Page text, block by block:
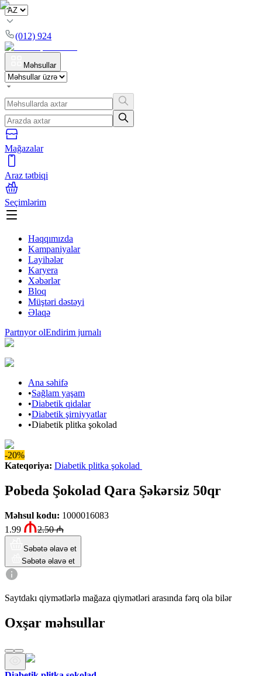
(012) 924
Məhsullar
Mağazalar
Araz tətbiqi
Seçimlərim
Haqqımızda
Kampaniyalar
Layihələr
Karyera
Xəbərlər
Bloq
Müştəri dəstəyi
Əlaqə
Partnyor olEndirim jurnalı
Ana səhifə
•Sağlam yaşam
•Diabetik qidalar
•Diabetik şirniyyatlar
•Diabetik plitka şokolad
-20%
Kateqoriya: Diabetik plitka şokolad
Pobeda Şokolad Qara Şəkərsiz 50qr
Məhsul kodu: 1000016083
1.99
2.50₼
Səbətə əlavə et
Səbətə əlavə et
Saytdakı qiymətlərlə mağaza qiymətləri arasında fərq ola bilər
Oxşar məhsullar